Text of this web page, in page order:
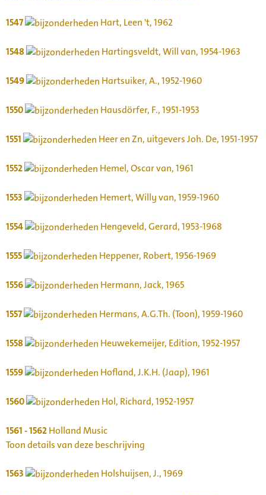
1547 Hart, Leen 't, 1962
1548 Hartingsveldt, Will van, 1954-1963
1549 Hartsuiker, A., 1952-1960
1550 Hausdörfer, F., 1951-1953
1551 Heer en Zn, uitgevers Joh. De, 1951-1957
1552 Hemel, Oscar van, 1961
1553 Hemert, Willy van, 1959-1960
1554 Hengeveld, Gerard, 1953-1968
1555 Heppener, Robert, 1956-1969
1556 Hermann, Jack, 1965
1557 Hermans, A.G.Th. (Toon), 1959-1960
1558 Heuwekemeijer, Edition, 1952-1957
1559 Hofland, J.K.H. (Jaap), 1961
1560 Hol, Richard, 1952-1957
1561 - 1562Holland Music
Toon details van deze beschrijving
1563 Holshuijsen, J., 1969